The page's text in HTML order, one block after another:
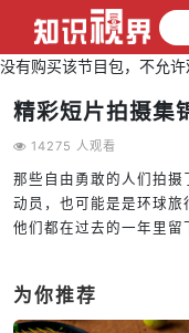
没有购买该节目包，不允
精彩短片拍摄集
14275 人观看
那些自由勇敢的人们拍
动员，也可能是是环球旅
他们都在过去的一年里留
为你推荐